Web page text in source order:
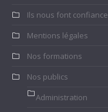
Ils nous font confiance
Mentions légales
Nos formations
Nos publics
Administration